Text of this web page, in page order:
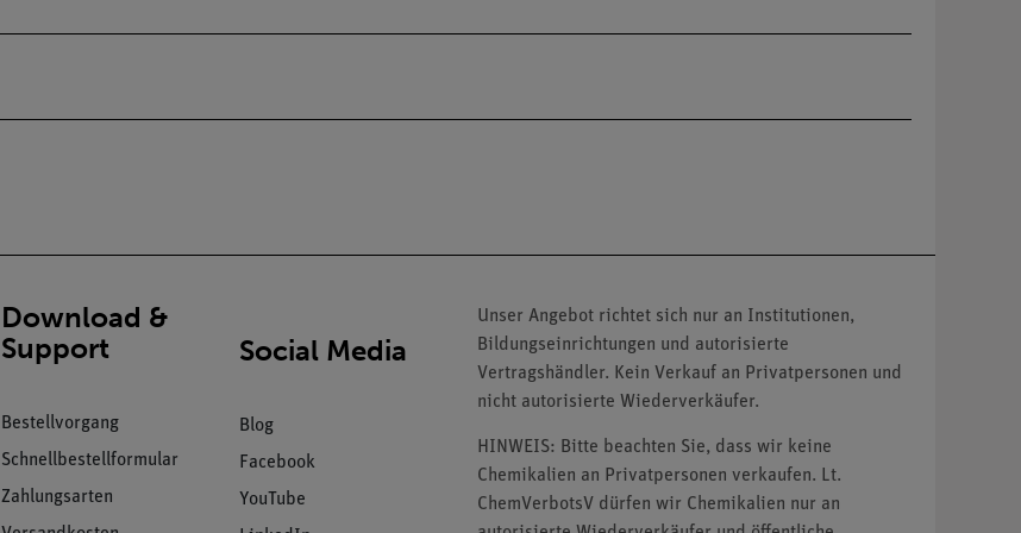
Download &
Support
Bestellvorgang
Schnellbestellformular
Zahlungsarten
Social Media
Blog
Facebook
YouTube
Unser Angebot richtet sich nur an Institutionen,
Bildungseinrichtungen und autorisierte
Vertragshändler. Kein Verkauf an Privatpersonen und
nicht autorisierte Wiederverkäufer.
HINWEIS: Bitte beachten Sie, dass wir keine
Chemikalien an Privatpersonen verkaufen. Lt.
ChemVerbotsV dürfen wir Chemikalien nur an